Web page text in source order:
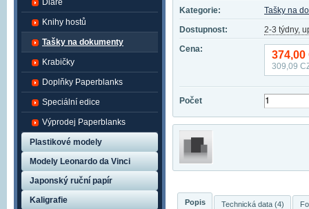
Kategorie:
Tašky na
Dostupnost:
2-3 týdny,
Cena:
374,00
309,09
Počet
Popis Technická data (4)
Diáře
Knihy hostů
Tašky na dokumenty
Krabičky
Doplňky Paperblanks
Speciální edice
Výprodej Paperblanks
Plastikové modely
Modely Leonardo da Vinci
Japonský ruční papír
Kaligrafie